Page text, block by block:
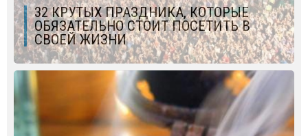
32 КРУТЫХ ПРАЗДНИКА, КОТОРЫЕ
ОБЯЗАТЕЛЬНО СТОИТ ПОСЕТИТЬ В
СВОЕЙ ЖИЗНИ